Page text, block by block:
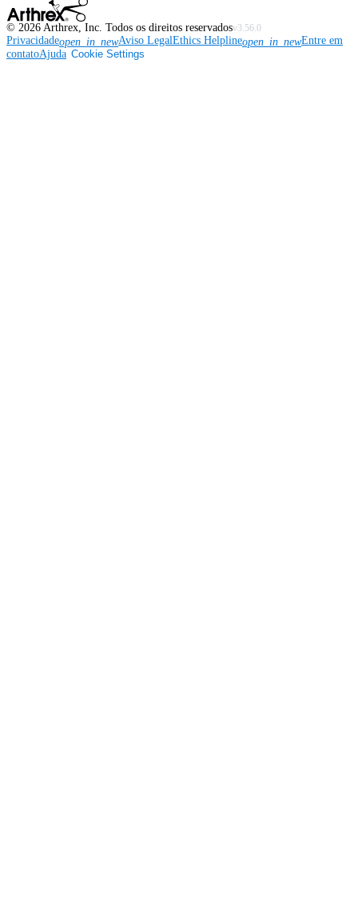
© 2026 Arthrex, Inc. Todos os direitos reservadosv3.56.0
Privacidadeopen_in_newAviso LegalEthics Helplineopen_in_newEntre em
contatoAjuda Cookie Settings